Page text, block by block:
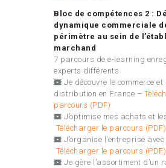
Bloc de compétences 2 :
dynamique commerciale
périmètre au sein de
marchand
7 parcours de e-learning
experts différents
Je découvre le commerce et
distribution en France –
parcours (PDF)
J’optimise mes achats et
Télécharger le parcours (PDF)
J’organise l’entreprise
Télécharger le parcours (PDF)
Je gère l’assortiment d’un